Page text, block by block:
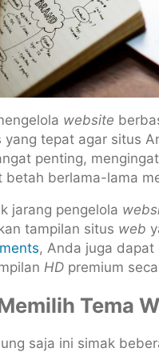
website
yang tepat agar situs
penting,
betah berlama-lama
jarang pengelola
tampilan situs web
, Anda juga
HD premium
Tema
saja ini simak